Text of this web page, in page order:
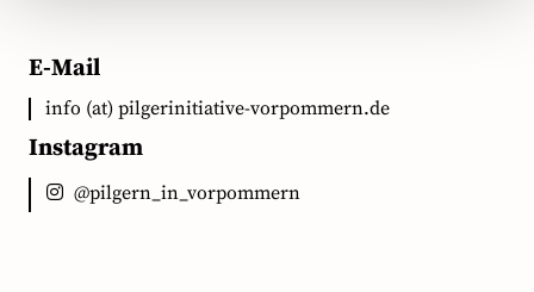
E-Mail
info (at) pilgerinitiative-vorpommern.de
Instagram
@pilgern_in_vorpommern